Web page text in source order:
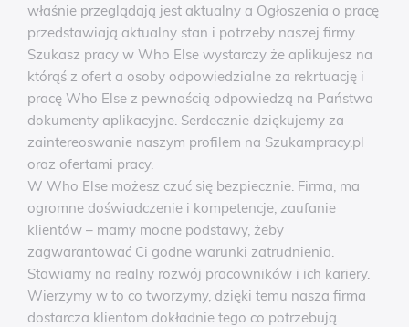
właśnie przeglądają jest aktualny a Ogłoszenia o pracę
przedstawiają aktualny stan i potrzeby naszej firmy.
Szukasz pracy w Who Else wystarczy że aplikujesz na
którąś z ofert a osoby odpowiedzialne za rekrtuację i
pracę Who Else z pewnością odpowiedzą na Państwa
dokumenty aplikacyjne. Serdecznie dziękujemy za
zaintereoswanie naszym profilem na Szukampracy.pl
oraz ofertami pracy.
W Who Else możesz czuć się bezpiecznie. Firma, ma
ogromne doświadczenie i kompetencje, zaufanie
klientów – mamy mocne podstawy, żeby
zagwarantować Ci godne warunki zatrudnienia.
Stawiamy na realny rozwój pracowników i ich kariery.
Wierzymy w to co tworzymy, dzięki temu nasza firma
dostarcza klientom dokładnie tego co potrzebują.